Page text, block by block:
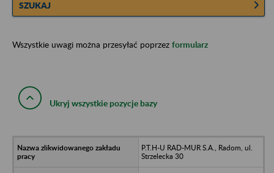
SZUKAJ
Wszystkie uwagi można przesyłać poprzez formularz
Ukryj wszystkie pozycje bazy
P.T.H-U RAD-MUR S.A., Radom, ul.
Strzelecka 30